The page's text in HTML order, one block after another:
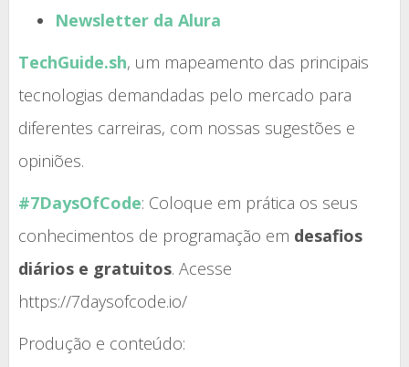
Newsletter da Alura
TechGuide.sh, um mapeamento das principais
tecnologias demandadas pelo mercado para
diferentes carreiras, com nossas sugestões e
opiniões.
#7DaysOfCode: Coloque em prática os seus
conhecimentos de programação em desafios
diários e gratuitos. Acesse
https://7daysofcode.io/
Produção e conteúdo: